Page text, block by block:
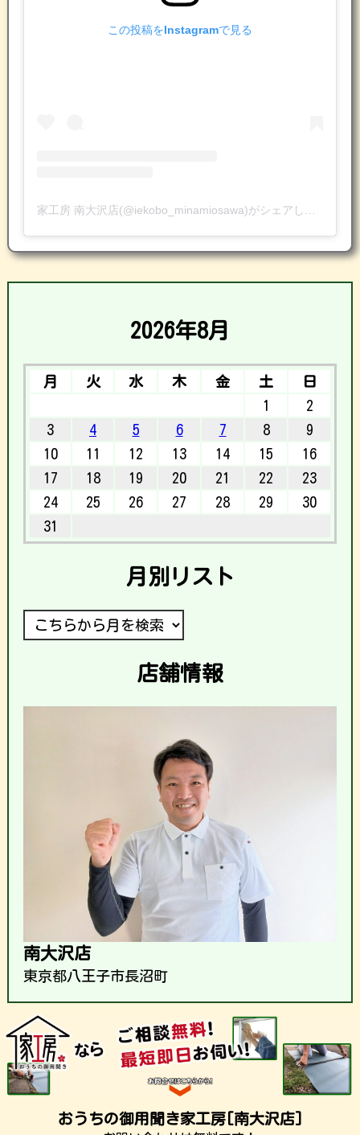
この投稿をInstagramで見る
2026年8月
月 火 水 木 金 土
日
1
2
3
4 5 6 7 8
9
10
11 12 13 14 15
16
17
18 19 20 21 22
23
24
25 26 27 28 29
30
31
月別リスト
店舗情報
南大沢店
東京都八王子市長沼町
おうちの御用聞き家工房[南大沢店]